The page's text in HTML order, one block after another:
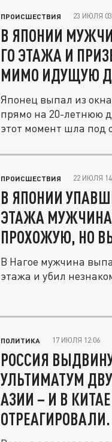
ПРОИСШЕСТВИЯ 23 ИЮЛЯ
В ЯПОНИИ
ГО ЭТАЖА И
МИМО ИДУЩУЮ
Японец выпал из
прямо на 20-летнюю
этот момент шла под
ПРОИСШЕСТВИЯ 22 ИЮЛЯ
В ЯПОНИИ
ЭТАЖА
ПРОХОЖУЮ, НО
В Нагое мужчина
этажа и убил
ПОЛИТИКА 17 ИЮЛЯ 12:06
РОССИЯ
УЛЬТИМАТУМ
АЗИИ – И В КИТАЕ